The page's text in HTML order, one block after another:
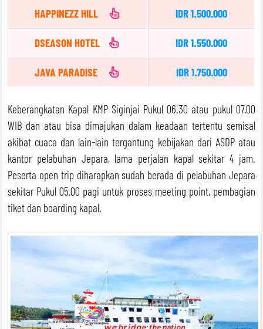
HAPPINEZZ HILL IDR 1.500.000
DSEASON HOTEL IDR 1.550.000
JAVA PARADISE IDR 1.750.000
Keberangkatan Kapal KMP Siginjai Pukul 06.30 atau pukul 07.00
WIB dan atau bisa dimajukan dalam keadaan tertentu semisal
akibat cuaca dan lain-lain tergantung kebijakan dari ASDP atau
kantor pelabuhan Jepara, lama perjalan kapal sekitar 4 jam.
Peserta open trip diharapkan sudah berada di pelabuhan Jepara
sekitar Pukul 05.00 pagi untuk proses meeting point, pembagian
tiket dan boarding kapal.